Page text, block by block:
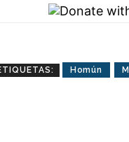
Homún